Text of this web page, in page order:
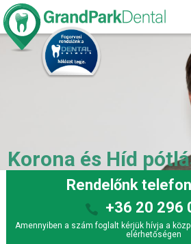
Korona és Híd
Rendelőnk
+36 20 296
Amennyiben a szám foglalt kérjük hívja a
elérhetőségen